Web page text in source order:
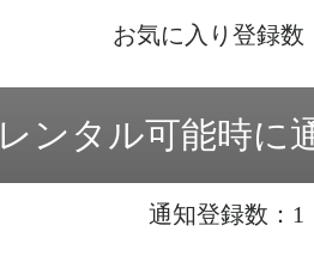
お気に入り登録数
レンタル可能時に
通知登録数：1